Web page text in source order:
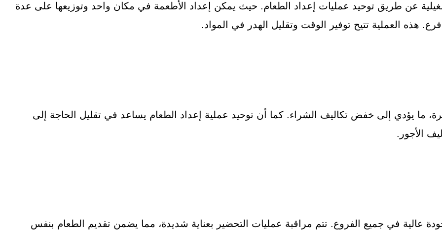
عن طريق توحيد عمليات إعداد الطعام. حيث يمكن إعداد الأطعمة في مكان واحد وتوزيعها على عدة
هذه العملية تتيح توفير الوقت وتقليل الهدر في المواد.
ما يؤدي إلى خفض تكاليف الشراء. كما أن توحيد عملية إعداد الطعام يساعد في تقليل الحاجة إلى
الأجور.
في جميع الفروع. تتم مراقبة عمليات التحضير بعناية شديدة، مما يضمن تقديم الطعام بنفس